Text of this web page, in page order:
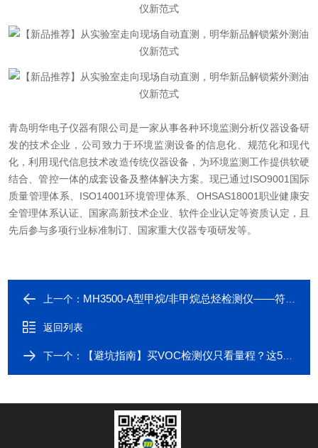
青岛明华电子仪器有限公司是一家从事各种环境监测分析仪器设备研
发的技术企业，公司致力于环境监测设备的信息化、规范化和现代
化，利用现代信息技术改造传统仪器设备，为环境监测工作提供软硬
结合、管控一体的成套设备及整体解决方案。现已通过ISO9001国际
质量管理体系、ISO14001环境管理体系、OHSAS18001职业健康安
全管理体系认证、国家高新技术企业、软件企业认定等资质认定，且
先后参与多项行业标准制订、国家重大仪器专项研发等。
上一个： MH3500-A型甲烷/非甲烷总烃检测仪——符合HJ标准的现场便携GC-FID检测方案
返回列表
下一个： 【避坑指南】买VOC检测仪只看量程？这5个隐形参数（响应时间/恢复时间）更重要